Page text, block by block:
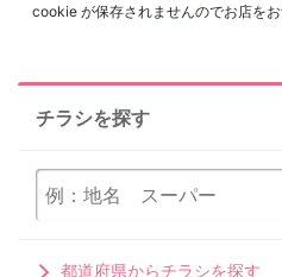
cookie が保存されませんのでお店をお
チラシを探す
都道府県からチラシを探す